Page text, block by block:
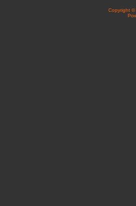
Copyright